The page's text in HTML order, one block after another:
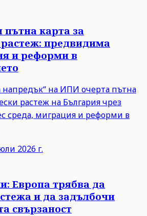
карта за
предвидима
и реформи в
на ИПИ очерта пътна
растеж на България чрез
среда, миграция и реформи в
2026 г.
Европа трябва да
и да задълбочи
свързаност